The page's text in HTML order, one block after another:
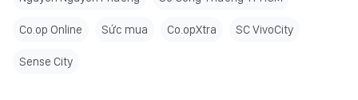
Co.op Online Sức mua Co.opXtra SC VivoCity
Sense City